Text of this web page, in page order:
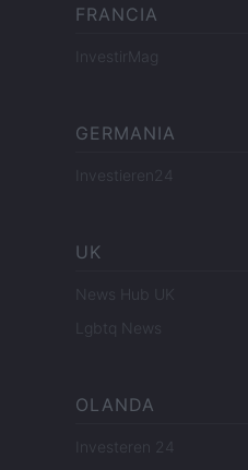
FRANCIA
InvestirMag
GERMANIA
Investieren24
UK
News Hub UK
Lgbtq News
OLANDA
Investeren 24